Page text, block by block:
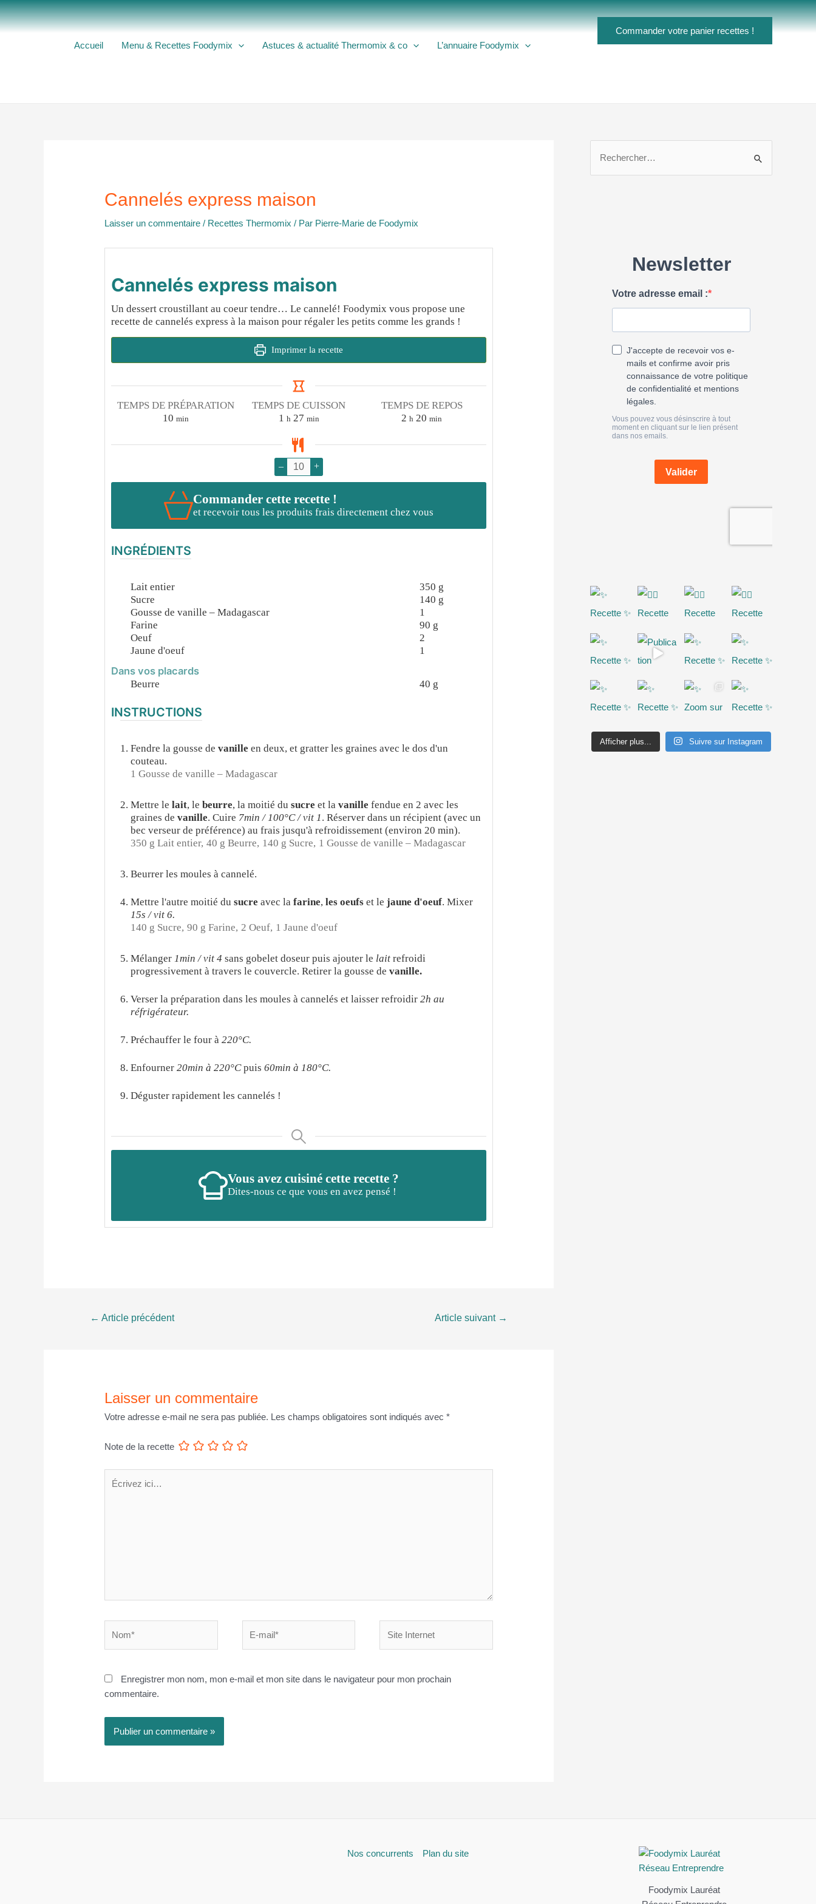
Aller
au
Accueil
Menu & Recettes Foodymix Astuces & actualité Thermomix & co L’annuaire Foodymix
Commander votre panier recettes !
Cannelés express maison
Laisser un commentaire / Recettes Thermomix / Par Pierre-Marie de Foodymix
Cannelés express maison
Un dessert croustillant au coeur tendre… Le cannelé! Foodymix vous propose une
recette de cannelés express à la maison pour régaler les petits comme les grands !
Imprimer la recette
TEMPS DE PRÉPARATION
10minutes
min
TEMPS DE CUISSON
1 heure
h 27minutes
min
TEMPS DE REPOS
2 heures
h 20 minutes
min
– +
Commander cette recette !
et recevoir tous les produits frais directement chez vous
INGRÉDIENTS
Lait entier 350 g
Sucre
140 g
Gousse de vanille – Madagascar
1
Farine
90 g
Oeuf
2
Jaune d'oeuf
1
Dans vos placards
Beurre 40 g
INSTRUCTIONS
Fendre la gousse devanille en deux, et gratter les graines avec le dos d'un
couteau.
1 Gousse de vanille – Madagascar
Mettre lelait, lebeurre, la moitié dusucre et lavanille fendue en 2 avec les
graines devanille. Cuire 7min / 100°C / vit 1. Réserver dans un récipient (avec un
bec verseur de préférence) au frais jusqu'à refroidissement (environ 20 min).
350 g Lait entier, 40 g Beurre, 140 g Sucre, 1 Gousse de vanille – Madagascar
Beurrer les moules à cannelé.
Mettre l'autre moitié dusucre avec lafarine,les oeufs et lejaune d'oeuf. Mixer
15s / vit 6.
140 g Sucre, 90 g Farine, 2 Oeuf, 1 Jaune d'oeuf
Mélanger 1min / vit 4 sans gobelet doseur puis ajouter le laitrefroidi
progressivement à travers le couvercle. Retirer la gousse devanille.
Verser la préparation dans les moules à cannelés et laisser refroidir2h au
réfrigérateur.
Préchauffer le four à220°C.
Enfourner20min à 220°Cpuis60min à 180°C.
Déguster rapidement les cannelés !
Vous avez cuisiné cette recette ?
Dites-nous ce que vous en avez pensé !
Navigation
← Article précédent Article suivant →
Laisser un commentaire
Votre adresse e-mail ne sera pas publiée. Les champs obligatoires sont indiqués avec*
Note de la recette
ici…
mail*
Internet
Enregistrer mon nom, mon e-mail et mon site dans le navigateur pour mon prochain
commentaire.
Afficher plus... Suivre sur Instagram
Nos concurrents Plan du site
Foodymix Lauréat